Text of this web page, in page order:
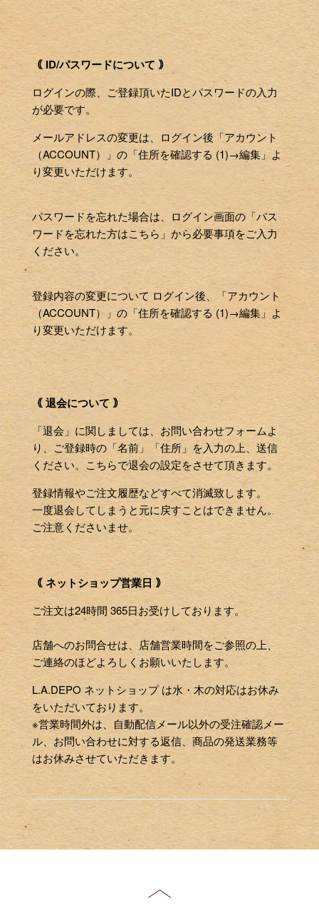
｟ ID/パスワードについて ｠
ログインの際、ご登録頂いたIDとパスワードの入力
が必要です。
メールアドレスの変更は、ログイン後「アカウント
（ACCOUNT）」の「住所を確認する (1)→編集」よ
り変更いただけます。
パスワードを忘れた場合は、ログイン画面の「パス
ワードを忘れた方はこちら」から必要事項をご入力
ください。
登録内容の変更について ログイン後、「アカウント
（ACCOUNT）」の「住所を確認する (1)→編集」よ
り変更いただけます。
｟ 退会について ｠
「退会」に関しましては、お問い合わせフォームよ
り、ご登録時の「名前」「住所」を入力の上、送信
ください。こちらで退会の設定をさせて頂きます。
登録情報やご注文履歴などすべて消滅致します。
一度退会してしまうと元に戻すことはできません。
ご注意くださいませ。
｟ ネットショップ営業日 ｠
ご注文は24時間 365日お受けしております。
店舗へのお問合せは、店舗営業時間をご参照の上、
ご連絡のほどよろしくお願いいたします。
L.A.DEPO ネットショップ は水・木の対応はお休み
をいただいております。
※営業時間外は、自動配信メール以外の受注確認メー
ル、お問い合わせに対する返信、商品の発送業務等
はお休みさせていただきます。